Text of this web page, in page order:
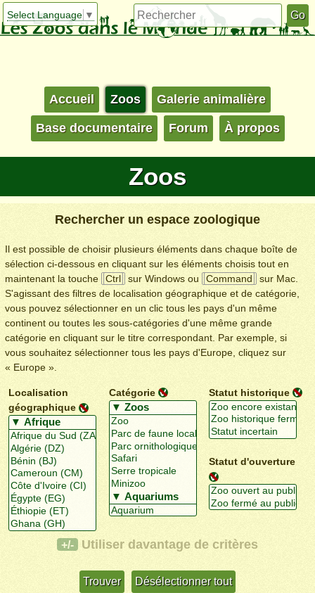
Select Language ▼
Accueil Zoos Galerie animalière
Base documentaire Forum À propos
Zoos
Rechercher un espace zoologique
Il est possible de choisir plusieurs éléments dans chaque boîte de
sélection ci-dessous en cliquant sur les éléments choisis tout en
maintenant la touche
Ctrl sur Windows ou Command
sur Mac.
S'agissant des filtres de localisation géographique et de catégorie,
vous pouvez sélectionner en un clic tous les pays d'un même
continent ou toutes les sous-catégories d'une même grande
catégorie en cliquant sur le titre correspondant. Par exemple, si
vous souhaitez sélectionner tous les pays d'Europe, cliquez sur
« Europe ».
Localisation
géographique
Catégorie Statut historique
Statut d'ouverture
+/- Utiliser davantage de critères